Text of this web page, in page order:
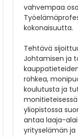
vahvempaa
kokonaisuutta.
Tehtävä
Johtamisen ja
rohkea,
koulutusta ja
yliopistossa
antaa laaja-
yrityselämän